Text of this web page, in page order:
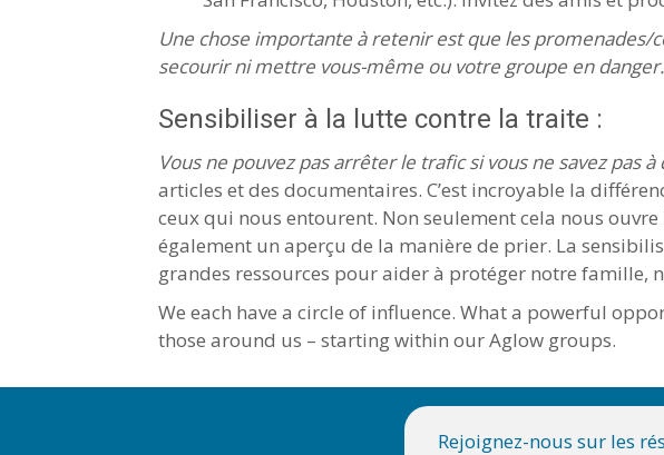
Une chose importante à retenir est que les
secourir ni mettre vous-même ou votre groupe en danger.
Sensibiliser à la lutte contre la traite :
Vous ne pouvez pas arrêter le trafic si vous ne savez pas
articles et des documentaires. C’est incroyable la
ceux qui nous entourent. Non seulement cela nous
également un aperçu de la manière de prier. La
grandes ressources pour aider à protéger notre famille,
We each have a circle of influence. What a powerful
those around us – starting within our Aglow groups.
Rejoignez-nous sur les